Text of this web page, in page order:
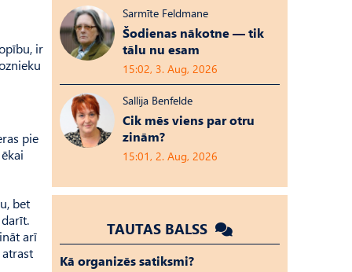
ir
pie
bet
arī
Sarmīte Feldmane
Šodienas nākotne — tik
tālu nu esam
15:02, 3. Aug, 2026
Sallija Benfelde
Cik mēs viens par otru
zinām?
15:01, 2. Aug, 2026
TAUTAS BALSS
Kā organizēs satiksmi?